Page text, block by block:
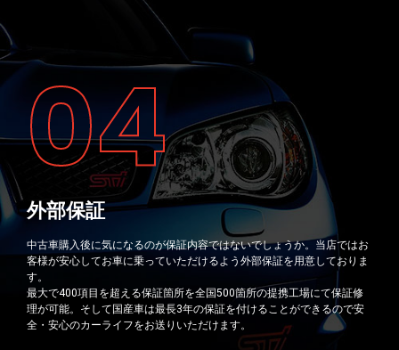
04
外部保証
中古車購入後に気になるのが保証内容ではないでしょうか。当店ではお
客様が安心してお車に乗っていただけるよう外部保証を用意しておりま
す。
最大で400項目を超える保証箇所を全国500箇所の提携工場にて保証修
理が可能。そして国産車は最長3年の保証を付けることができるので安
全・安心のカーライフをお送りいただけます。